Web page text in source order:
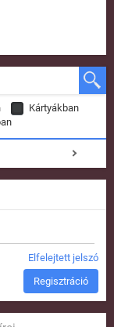
Kártyákban
Elfelejtett jelszó
Regisztráció